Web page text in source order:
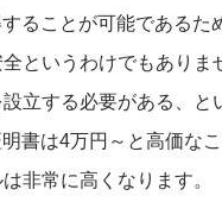
ることが可能であるた
というわけでもありま
立する必要がある、と
書は4万円～と高価な
非常に高くなります。